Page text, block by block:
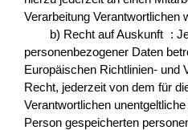
Verarbeitung Verantwortlichen
b) Recht auf Auskunft :
personenbezogener Daten
Europäischen Richtlinien- und
Recht, jederzeit von dem für
Verantwortlichen
Person gespeicherten